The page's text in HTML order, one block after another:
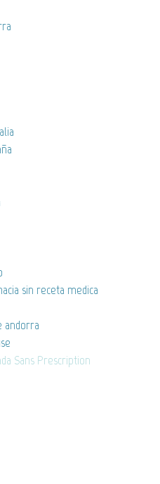
sin receta medica
andorra
Sans Prescription